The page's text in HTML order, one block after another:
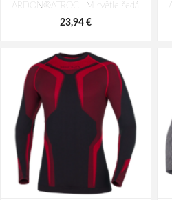
ARDON®ATROCLIM světle šedá
23,94 €